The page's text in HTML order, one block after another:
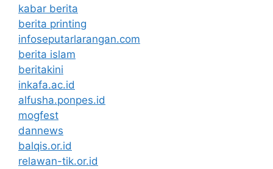
kabar berita
berita printing
infoseputarlarangan.com
berita islam
beritakini
inkafa.ac.id
alfusha.ponpes.id
mogfest
dannews
balqis.or.id
relawan-tik.or.id